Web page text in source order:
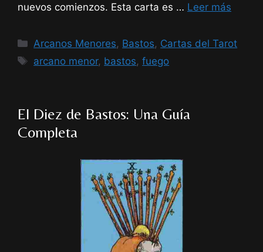
nuevos comienzos. Esta carta es … Leer más
Categorías
Arcanos Menores, Bastos, Cartas del Tarot
Etiquetas
arcano menor, bastos,fuego
El Diez de Bastos: Una Guía
Completa